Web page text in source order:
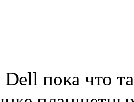
пока что